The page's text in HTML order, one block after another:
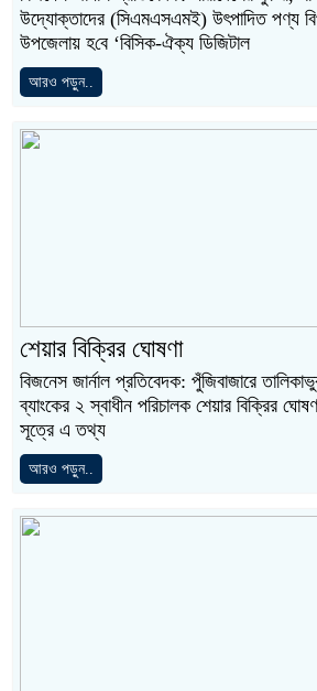
উদ্যোক্তাদের (সিএমএসএমই) উৎপাদিত পণ্য
উপজেলায় হ‌বে ‘বিসিক-ঐক্য ডিজিটাল
আরও পড়ুন..
শেয়ার বিক্রির ঘোষণা
বিজনেস জার্নাল প্রতিবেদক: পুঁজিবাজারে
ব্যাংকের ২ স্বাধীন পরিচালক শেয়ার বিক্রির
সূত্রে এ তথ্য
আরও পড়ুন..